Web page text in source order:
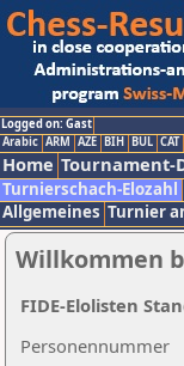
Logged on: Gast
Arabic ARM AZE BIH BUL CAT
Home Tournament-
Turnierschach-Elozahl
Allgemeines Turnier
Willkommen
Personennummer
FIDE-Elolisten